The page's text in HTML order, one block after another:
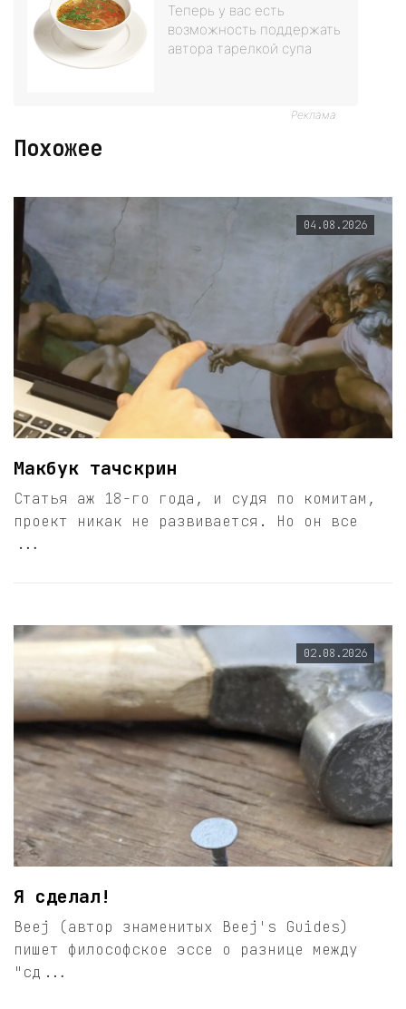
Теперь у вас есть
возможность поддержать
автора тарелкой супа
Реклама
Похожее
04.08.2026
Макбук тачскрин
Статья аж 18-го года, и судя по комитам,
проект никак не развивается. Но он все
...
02.08.2026
Я сделал!
Beej (автор знаменитых Beej's Guides)
пишет философское эссе о разнице между
"сд...